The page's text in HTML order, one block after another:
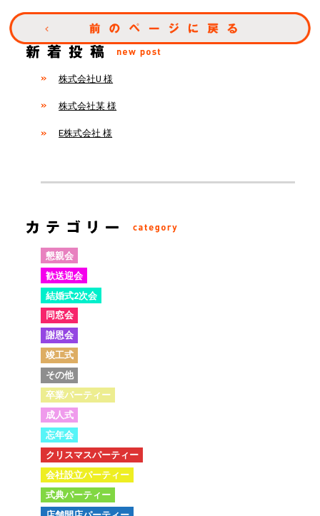
株式会社U 様
株式会社某 様
E株式会社 様
懇親会
歓送迎会
結婚式2次会
同窓会
謝恩会
竣工式
その他
卒業パーティー
成人式
忘年会
クリスマスパーティー
会社設立パーティー
式典パーティー